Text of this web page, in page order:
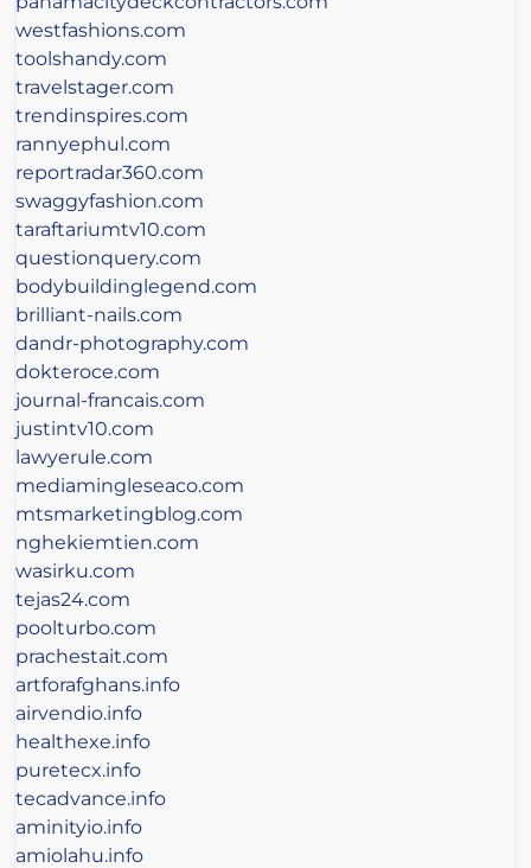
westfashions.com
toolshandy.com
travelstager.com
trendinspires.com
rannyephul.com
reportradar360.com
swaggyfashion.com
taraftariumtv10.com
questionquery.com
bodybuildinglegend.com
brilliant-nails.com
dandr-photography.com
dokteroce.com
journal-francais.com
justintv10.com
lawyerule.com
mediamingleseaco.com
mtsmarketingblog.com
nghekiemtien.com
wasirku.com
tejas24.com
poolturbo.com
prachestait.com
artforafghans.info
airvendio.info
healthexe.info
puretecx.info
tecadvance.info
aminityio.info
amiolahu.info